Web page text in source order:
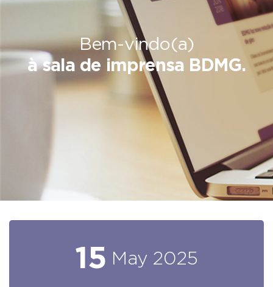
Bem-vindo(a)
à sala de imprensa BDMG.
15 May 2025